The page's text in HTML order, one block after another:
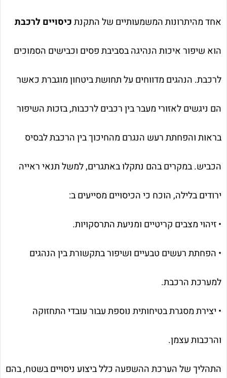
אחד מהיתרונות המשמעותיים של התקנתכיסויים לרכבת
הוא שיפור איכות הנהיגה בסביבת פסים וכבישים הסמוכים
לרכבת. הנהגים מדווחים על תחושת ביטחון מוגברת כאשר
הם ניגשים לאזורי מעבר בין רכבים לרכבות, בזכות השיפור
בראות והפחתת רעש הנגרם מהחיכוך בין הרכבת לבסיס
הכביש. במקרים בהם נתקלו באתגרים, למשל תנאי ראייה
ירודים בלילה, הוכח כי הכיסויים מסייעים ב:
• זיהוי מצבים קריטיים ומניעת התרסקויות.
• הפחתת רעשים טבעיים ושיפור בתקשורת בין הנהגים
למערכת הרכבת.
• יצירת מסגרת בטיחותית נוספת עבור עובדי התחזוקה
והרכבות עצמן.
התהליך של הערכת ההשפעה כלל ביצוע ניסויים בשטח, בהם